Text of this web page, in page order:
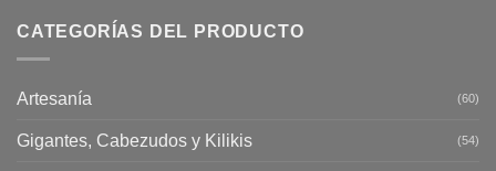
CATEGORÍAS DEL PRODUCTO
Artesanía (60)
Gigantes, Cabezudos y Kilikis (54)